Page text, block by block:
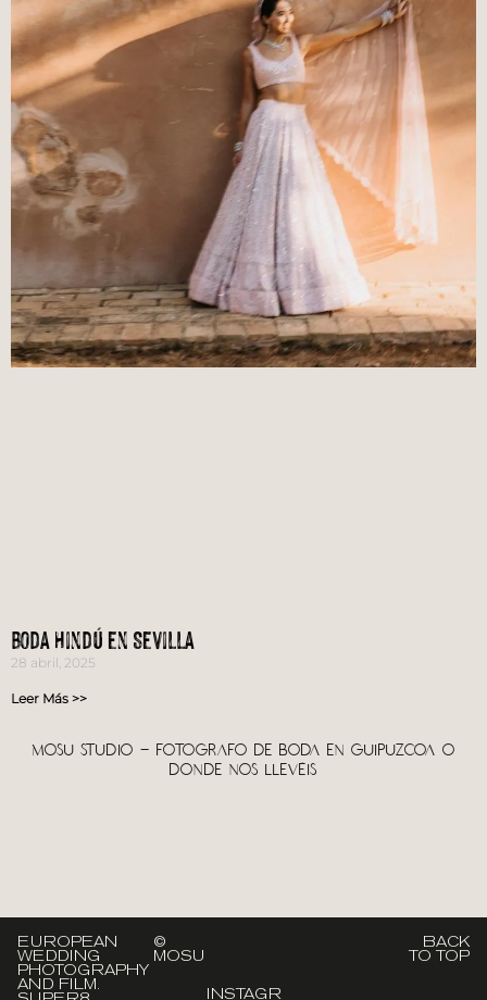
Boda Hindú en Sevilla
28 abril, 2025
Leer Más >>
Mosu Studio – Fotografo de boda en Guipuzcoa o
donde nos llevéis
EUROPEAN
WEDDING
PHOTOGRAPHY
AND FILM.
©
MOSU
INSTAGR
BACK
TO TOP